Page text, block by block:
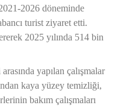
2026 döneminde
turist ziyaret etti.
2025 yılında 514 bin
yapılan çalışmalar
kaya yüzey temizliği,
bakım çalışmaları